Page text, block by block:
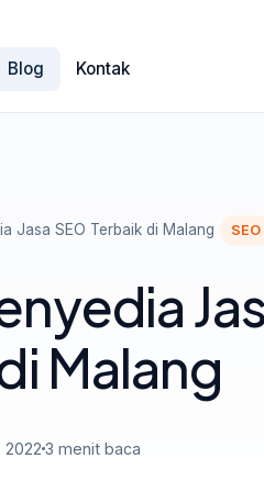
Blog Kontak
Jasa SEO Terbaik di Malang SEO
Malang
2022 3 menit baca